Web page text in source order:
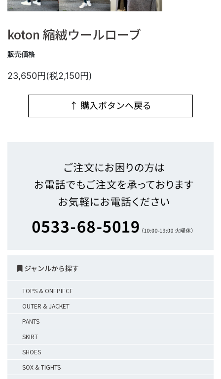
koton 縮絨ウールローブ
販売価格
23,650円(税2,150円)
↑ 購入ボタンへ戻る
ジャンルから探す
TOPS & ONEPIECE
OUTER & JACKET
PANTS
SKIRT
SHOES
SOX & TIGHTS